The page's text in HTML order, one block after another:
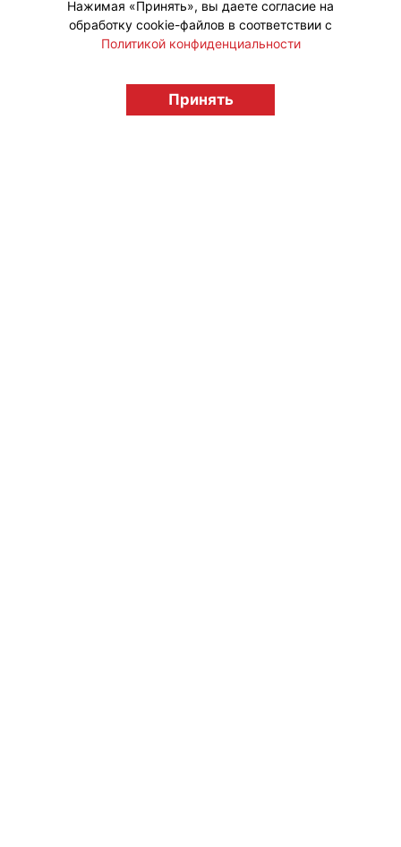
licensingrussia.ru, 2009-2026 12+
Нажимая «Принять», вы даете согласие на
обработку cookie-файлов в соответствии с
Политикой конфиденциальности
Принять